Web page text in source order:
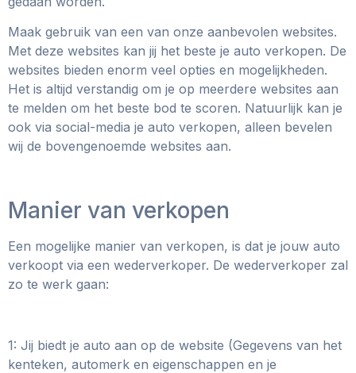
Maak gebruik van een van onze aanbevolen websites.
Met deze websites kan jij het beste je auto verkopen. De
websites bieden enorm veel opties en mogelijkheden.
Het is altijd verstandig om je op meerdere websites aan
te melden om het beste bod te scoren. Natuurlijk kan je
ook via social-media je auto verkopen, alleen bevelen
wij de bovengenoemde websites aan.
Manier van verkopen
Een mogelijke manier van verkopen, is dat je jouw auto
verkoopt via een wederverkoper. De wederverkoper zal
zo te werk gaan:
1: Jij biedt je auto aan op de website (Gegevens van het
kenteken, automerk en eigenschappen en je